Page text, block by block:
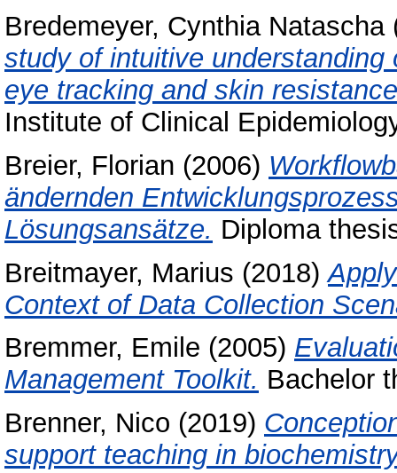
Bredemeyer, Cynthia Natascha
study of intuitive
eye tracking and skin
Institute of Clinical
Breier, Florian (2006)
ändernden
Lösungsansätze. Diploma
Breitmayer, Marius (2018)
Context of Data Collection
Bremmer, Emile (2005)
Management Toolkit. Bachelor
Brenner, Nico (2019)
support teaching in